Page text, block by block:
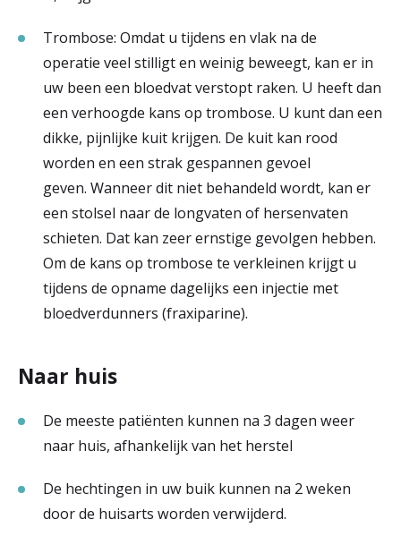
Trombose: Omdat u tijdens en vlak na de
operatie veel stilligt en weinig beweegt, kan er in
uw been een bloedvat verstopt raken. U heeft dan
een verhoogde kans op trombose. U kunt dan een
dikke, pijnlijke kuit krijgen. De kuit kan rood
worden en een strak gespannen gevoel
geven. Wanneer dit niet behandeld wordt, kan er
een stolsel naar de longvaten of hersenvaten
schieten. Dat kan zeer ernstige gevolgen hebben.
Om de kans op trombose te verkleinen krijgt u
tijdens de opname dagelijks een injectie met
bloedverdunners (fraxiparine).
Naar huis
De meeste patiënten kunnen na 3 dagen weer
naar huis, afhankelijk van het herstel
De hechtingen in uw buik kunnen na 2 weken
door de huisarts worden verwijderd.